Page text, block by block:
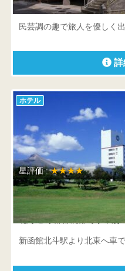
静岡県 賀茂郡東伊豆町稲取
民芸調の趣で旅人を優しく
詳
ホテル
星評価 :★★★★
ロイヤルホテル み
北海道 茅部郡鹿部町字本別
新函館北斗駅より北東へ車